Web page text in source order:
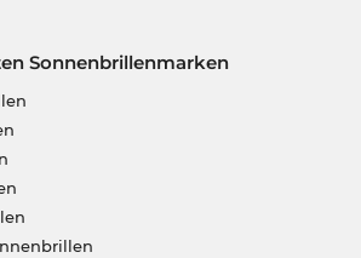
Sonnenbrillenmarken